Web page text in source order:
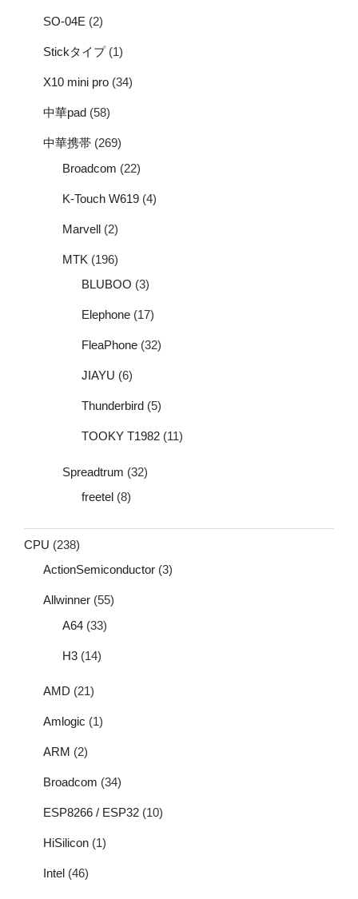
SO-04E (2)
Stickタイプ(1)
X10 mini pro (34)
中華pad (58)
中華携帯 (269)
Broadcom (22)
K-Touch W619 (4)
Marvell (2)
MTK (196)
BLUBOO (3)
Elephone (17)
FleaPhone (32)
JIAYU (6)
Thunderbird (5)
TOOKY T1982 (11)
Spreadtrum (32)
freetel (8)
CPU (238)
ActionSemiconductor (3)
Allwinner (55)
A64 (33)
H3 (14)
AMD (21)
Amlogic (1)
ARM (2)
Broadcom (34)
ESP8266 / ESP32 (10)
HiSilicon (1)
Intel (46)